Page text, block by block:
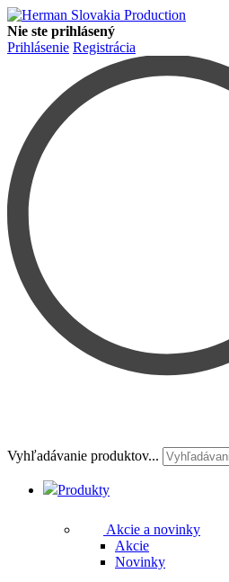
Nie ste prihlásený
Prihlásenie Registrácia
Vyhľadávanie produktov...
Produkty
Akcie a novinky
Akcie
Novinky